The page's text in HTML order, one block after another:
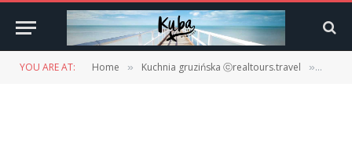
YOU ARE AT: Home » Kuchnia gruzińska ⓒrealtours.travel »